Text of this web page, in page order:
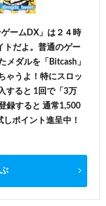
ームDX」は２４時
トだよ。普通のゲー
メダルを「Bitcash」
ゃうよ！特にスロッ
すると 1回で「3万
録すると 通常1,500
ポイント進呈中！